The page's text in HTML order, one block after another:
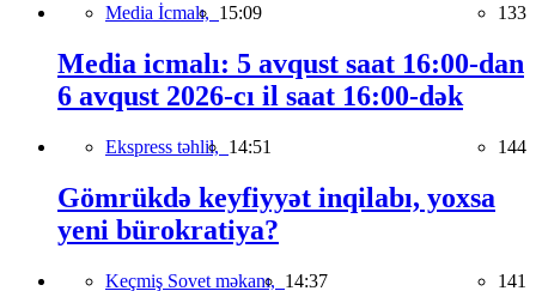
Media İcmalı, 15:09 133
Media icmalı: 5 avqust saat 16:00-dan
6 avqust 2026-cı il saat 16:00-dək
Ekspress təhlil, 14:51 144
Gömrükdə keyfiyyət inqilabı, yoxsa
yeni bürokratiya?
Keçmiş Sovet məkanı, 14:37 141